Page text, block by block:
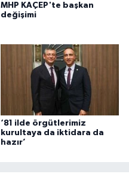
MHP KAÇEP'te başkan
değişimi
‘81 ilde örgütlerimiz
kurultaya da iktidara da
hazır’